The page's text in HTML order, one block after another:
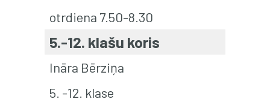
otrdiena 7.50-8.30
5.-12. klašu koris
Ināra Bērziņa
5. -12. klase